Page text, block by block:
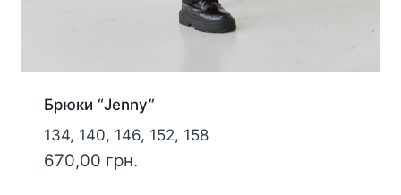
Брюки “Jenny”
134, 140, 146, 152, 158
670,00 грн.